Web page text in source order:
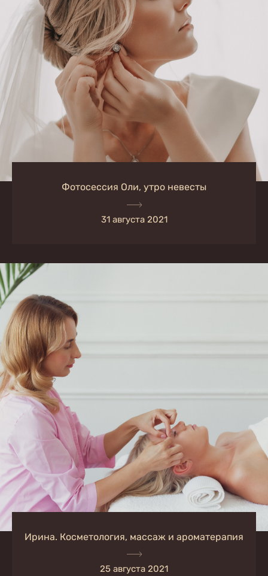
Фотосессия Оли, утро невесты
31 августа 2021
Ирина. Косметология, массаж и ароматерапия
25 августа 2021